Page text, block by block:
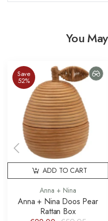
You
Save
52%
Anna + Nina
Anna + Nina Doos Pear
Rattan Box
ADD TO CART